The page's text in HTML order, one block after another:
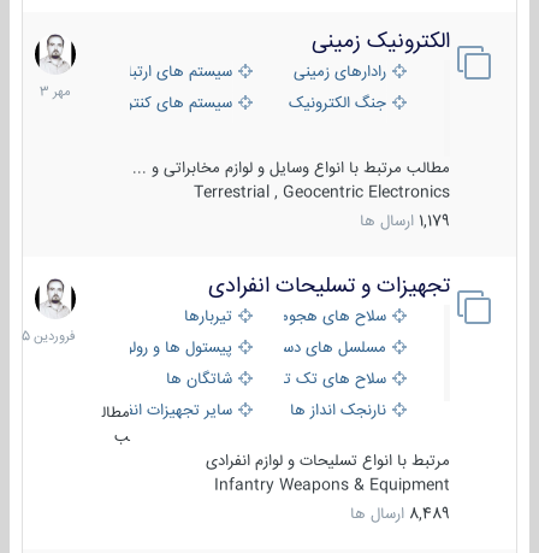
الکترونیک زمینی
رادارهای زمینی
سیستم های ارتباطی و جمع آوری
جنگ الکترونیک
سیستم های کنترل آتش و تجهیزات
مطالب مرتبط با انواع وسایل و لوازم مخابراتی و ...
Terrestrial , Geocentric Electronics
1,179 ارسال ها
1
مهر
1403
تجهیزات و تسلیحات انفرادی
سلاح های هجومی
تیربارها
مسلسل های دستی
پیستول ها و رولورها
سلاح های تک تیر اندازیشاتگان ها
نارنجک انداز ها
سایر تجهیزات انفرادی
مطال
ب
مرتبط با انواع تسلیحات و لوازم انفرادی
Infantry Weapons & Equipment
8,489 ارسال ها
17
فروردین
1405